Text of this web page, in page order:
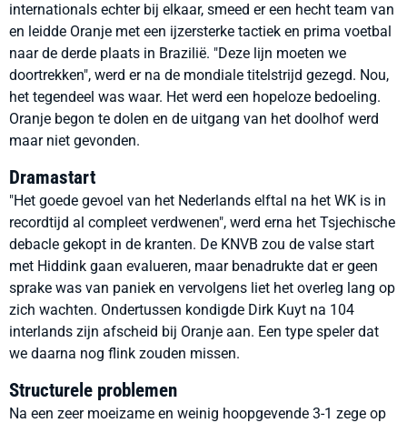
internationals echter bij elkaar, smeed er een hecht team van
en leidde Oranje met een ijzersterke tactiek en prima voetbal
naar de derde plaats in Brazilië. "Deze lijn moeten we
doortrekken", werd er na de mondiale titelstrijd gezegd. Nou,
het tegendeel was waar. Het werd een hopeloze bedoeling.
Oranje begon te dolen en de uitgang van het doolhof werd
maar niet gevonden.
Dramastart
"Het goede gevoel van het Nederlands elftal na het WK is in
recordtijd al compleet verdwenen", werd erna het Tsjechische
debacle gekopt in de kranten. De KNVB zou de valse start
met Hiddink gaan evalueren, maar benadrukte dat er geen
sprake was van paniek en vervolgens liet het overleg lang op
zich wachten. Ondertussen kondigde Dirk Kuyt na 104
interlands zijn afscheid bij Oranje aan. Een type speler dat
we daarna nog flink zouden missen.
Structurele problemen
Na een zeer moeizame en weinig hoopgevende 3-1 zege op